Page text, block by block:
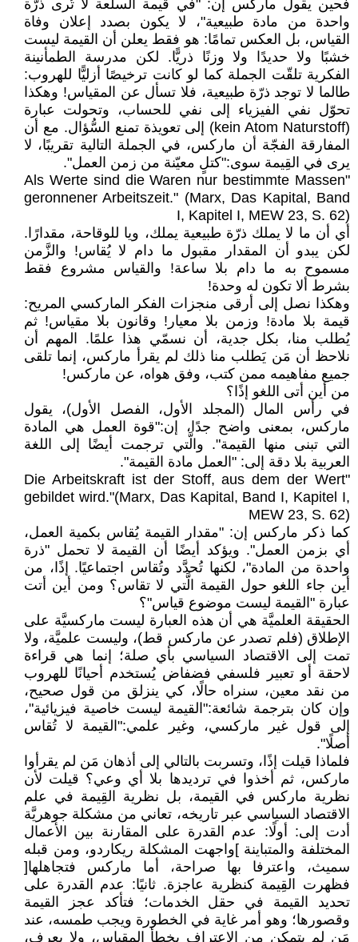
فحين يقول ماركس إن: "في قيمة السلعة لا تُرى ذرّة
واحدة من مادة طبيعية"، لا يكون بصدد إعلان وفاة
القياس، بل العكس تمامًا: هو فقط يعلن أن القيمة ليست
خشبًا ولا حديدًا ولا وزنًا ذريًّا. لكن مدرسة الطمأنينة
الفكرية تلقّت الجملة كما لو كانت ترخيصًا أزليًّا للهروب:
طالما لا توجد ذرّة طبيعية، فلا تسأل عن المقياس! وهكذا
تحوّل نفي الفيزياء إلى نفي للحساب، وتحولت عبارة
(kein Atom Naturstoff) إلى تعويذة تمنع السُّؤال. مع أن
المفارقة الفجّة أن ماركس، في الجملة التالية تقريبًا، لا
يرى في القِيمة سوى:"كتلٍ معيّنة من زمن العمل".
"Als Werte sind die Waren nur bestimmte Massen
geronnener Arbeitszeit." (Marx, Das Kapital, Band
I, Kapitel I, MEW 23, S. 62)
أي أن ما لا يملك ذرّة طبيعية يملك، ويا للوقاحة، مقدارًا.
لكن يبدو أن المقدار مقبول ما دام لا يُقاس! والزَّمن
مسموح به ما دام بلا ساعة! والقياس مشروع فقط
بشرط ألا تكون له وحدة!
وهكذا نصل إلى أرقى منجزات الفكر الماركسي المريح:
قيمة بلا مادة! وزمن بلا معيار! وقانون بلا مقياس! ثم
يُطلب منا، بكل جدية، أن نسمّي هذا علمًا. المهم أن
نلاحظ أن مَن يَطلب منا ذلك لم يقرأ ماركس، إنما تلقى
جميع مفاهيمه ممن كتب، وفق هواه، عن ماركس!
من أين أتى اللغو إذًا؟
في رأس المال (المجلد الأول، الفصل الأول)، يقول
ماركس، بمعنى واضح جدًا، إن:"قوة العمل هي المادة
التي تبنى منها القيمة". والَّتي ترجمت أيضًا إلى اللغة
العربية بلا دقة إلى: "العمل مادة القيمة".
"Die Arbeitskraft ist der Stoff, aus dem der Wert
gebildet wird."(Marx, Das Kapital, Band I, Kapitel I,
MEW 23, S. 62)
كما ذكر ماركس إن: "مقدار القيمة يُقاس بكمية العمل،
أي بزمن العمل". ويؤكد أيضًا أن القيمة لا تحمل "ذرة
واحدة من المادة"، لكنها تُحدَّد وتُقاس اجتماعيًا. إذًا، من
أين جاء اللغو حول القيمة الَّتي لا تقاس؟ ومن أين أتت
عبارة "القيمة ليست موضوع قياس"؟
الحقيقة العلميَّة هي أن هذه العبارة ليست ماركسيَّة على
الإطلاق (فلم تصدر عن ماركس قط)، وليست علميَّة، ولا
تمت إلى الاقتصاد السياسي بأي صلة؛ إنما هي قراءة
لاحقة أو تعبير فلسفي فضفاض يُستخدم أحيانًا للهروب
من نقد معين، سنراه حالًا، كي ينزلق من قول صحيح،
وإن كان بترجمة شائعة:"القيمة ليست خاصية فيزيائية"،
إلى قول غير ماركسي، وغير علمي:"القيمة لا تُقاس
أصلًا".
فلماذا قيلت إذًا، وتسربت بالتالي إلى أذهان مَن لم يقرأوا
ماركس، ثم أخذوا في ترديدها بلا أي وعي؟ قيلت لأن
نظرية ماركس في القيمة، بل نظرية القِيمة في علم
الاقتصاد السياسي عبر تاريخه، تعاني من مشكلة جوهريَّة
أدت إلى: أولًا: عدم القدرة على المقارنة بين الأعمال
المختلفة والمتباينة ]واجهت المشكلة ريكاردو، ومن قبله
سميث، واعترفا بها صراحة، أما ماركس فتجاهلها[
فظهرت القِيمة كنظرية عاجزة. ثانيًا: عدم القدرة على
تحديد القيمة في حقل الخدمات؛ فتأكد عجز القيمة
وقصورها؛ وهو أمر غاية في الخطورة ويجب طمسه، عند
مَن لم يتمكن من الاعتراف بخطأ المقياس، ولا يعرف،